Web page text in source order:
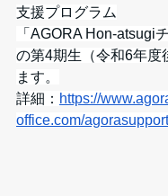
支援プログラム
「AGORA Hon-atsugi
の第4期生（令和6年度
ます。
詳細： https://
office.com/